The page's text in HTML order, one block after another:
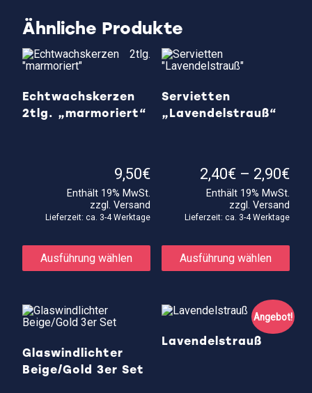
Ähnliche Produkte
Echtwachskerzen
2tlg. „marmoriert“
9,50€
Enthält 19% MwSt.
zzgl.Versand
Lieferzeit: ca. 3-4 Werktage
Ausführung wählen
Produkt
mehrere
Die
können
auf
Servietten
„Lavendelstrauß“
2,40€ – 2,90€
Enthält 19% MwSt.
zzgl. Versand
Lieferzeit: ca. 3-4 Werktage
Ausführung wählen
Die
Glaswindlichter
Beige/Gold 3er Set
Angebot!
Lavendelstrauß